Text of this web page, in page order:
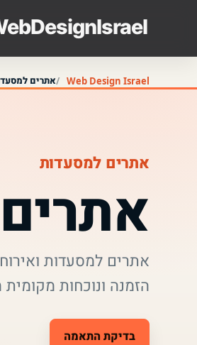
Web Design Israel אתרים
אתרים למסעדות
אתרים למסעדות
הזמנה ונוכחות
בדיקת התאמה